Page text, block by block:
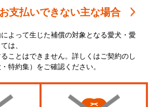
支払いできない主な場合
よって生じた補償の対象となる愛犬・愛
は、
ことはできません。詳しくはご契約のし
特約集）をご確認ください。